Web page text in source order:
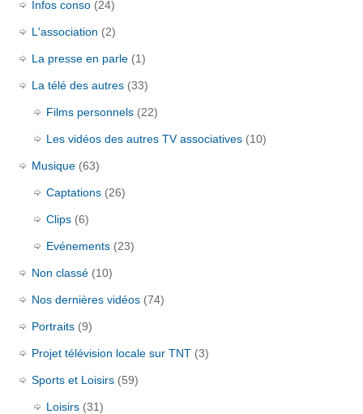
Infos conso (24)
L'association (2)
La presse en parle (1)
La télé des autres (33)
Films personnels (22)
Les vidéos des autres TV associatives (10)
Musique (63)
Captations (26)
Clips (6)
Evénements (23)
Non classé (10)
Nos dernières vidéos (74)
Portraits (9)
Projet télévision locale sur TNT (3)
Sports et Loisirs (59)
Loisirs (31)